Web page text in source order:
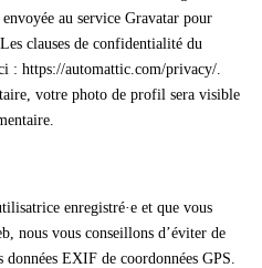
au service Gravatar pour
clauses de confidentialité du
: https://automattic.com/privacy/.
votre photo de profil sera visible
enregistré·e et que vous
nous vous conseillons d’éviter de
données EXIF de coordonnées GPS.